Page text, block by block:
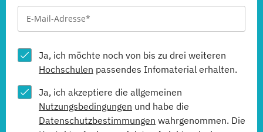
Ja, ich möchte noch von bis zu drei weiteren
Hochschulen passendes Infomaterial erhalten.
Ja, ich akzeptiere die allgemeinen
Nutzungsbedingungen und habe die
Datenschutzbestimmungen wahrgenommen. Die